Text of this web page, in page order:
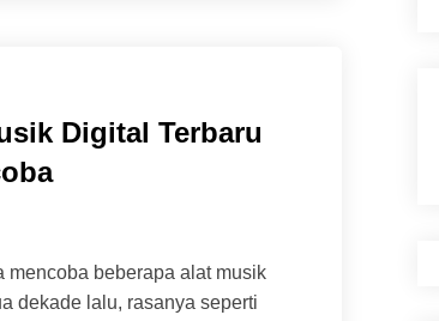
Digital Terbaru
mencoba beberapa alat musik
dekade lalu, rasanya seperti